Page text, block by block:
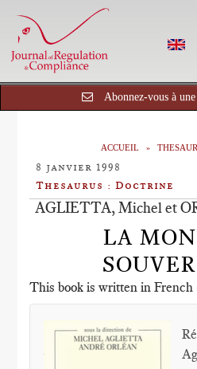
Abonnez-vous à
ACCUEIL
8 janvier 1998
Thesaurus : Doctrine
AGLIETTA, Michel et
LA
This book is written in French